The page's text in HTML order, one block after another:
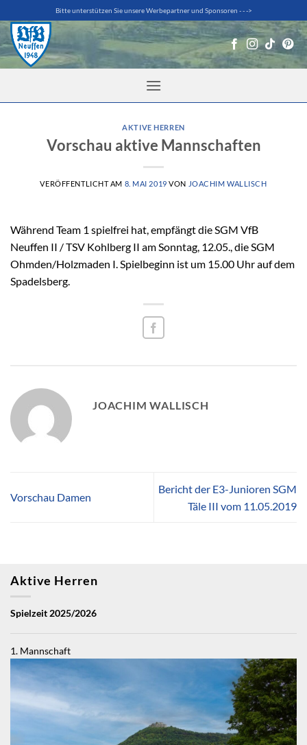
Inhalt
springen
Bitte unterstützen Sie unsere Werbepartner und Sponsoren - - ->
AKTIVE HERREN
Vorschau aktive Mannschaften
VERÖFFENTLICHT AM 8. MAI 2019 VON JOACHIM WALLISCH
Während Team 1 spielfrei hat, empfängt die SGM VfB
Neuffen II / TSV Kohlberg II am Sonntag, 12.05., die SGM
Ohmden/Holzmaden I. Spielbeginn ist um 15.00 Uhr auf dem
Spadelsberg.
JOACHIM WALLISCH
Vorschau Damen
Bericht der E3-Junioren SGM
Täle III vom 11.05.2019
Aktive Herren
Spielzeit 2025/2026
1. Mannschaft